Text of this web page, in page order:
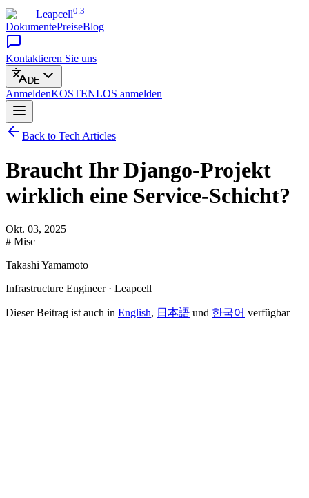
Leapcell0.3
DokumentePreiseBlog
Kontaktieren Sie uns
DE
AnmeldenKOSTENLOS anmelden
Back to Tech Articles
Braucht Ihr Django-Projekt
wirklich eine Service-Schicht?
Okt. 03, 2025
# Misc
Takashi Yamamoto
Infrastructure Engineer · Leapcell
Dieser Beitrag ist auch in English, 日本語 und 한국어 verfügbar